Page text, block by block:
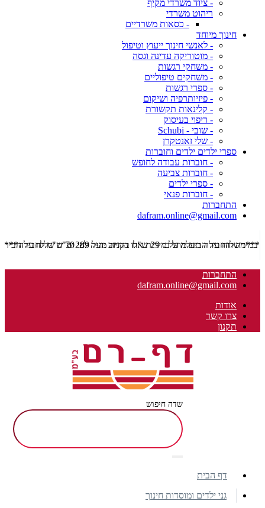
- ציוד משרדי מקיף
ריהוט משרדי
- כסאות משרדיים
חינוך מיוחד
- לאנשי חינוך ייעוץ וטיפול
- מוטוריקה עדינה וגסה
- משחקי רגשות
- משחקים טיפוליים
- ספרי רגשות
- פיזיותרפיה ושיקום
- קלינאות תקשורת
- ריפוי בעיסוק
- שובי - Schubi
- שלי זאנטקרן
ספרי ילדים ילדים וחוברות
- חוברות עבודה לחופש
- חוברות צביעה
- ספרי ילדים
- חוברות פנאי
התחברות
dafram.online@gmail.com
***משלוח עד הבית מוזל ב- 29 ש"ח בקניה מעל 289 ש"ח שליח עד הבית ***
התחברות
dafram.online@gmail.com
אודות
צרו קשר
תקנון
שדה חיפוש
דף הבית
גני ילדים ומוסדות חינוך